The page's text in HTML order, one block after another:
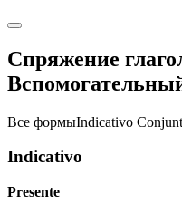
Спряжение
Все формыIndicativo
Indicativo
Presente